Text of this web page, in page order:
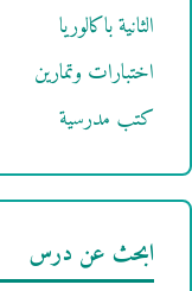
الثانية باكالوريا
اختبارات وتمارين
كتب مدرسية
ابحث عن درس